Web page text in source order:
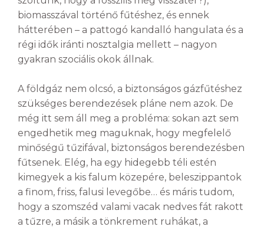
biomasszával történő fűtéshez, és ennek
hátterében – a pattogó kandalló hangulata és a
régi idők iránti nosztalgia mellett – nagyon
gyakran szociális okok állnak.
A földgáz nem olcsó, a biztonságos gázfűtéshez
szükséges berendezések pláne nem azok. De
még itt sem áll meg a probléma: sokan azt sem
engedhetik meg maguknak, hogy megfelelő
minőségű tűzifával, biztonságos berendezésben
fűtsenek. Elég, ha egy hidegebb téli estén
kimegyek a kis falum közepére, beleszippantok
a finom, friss, falusi levegőbe… és máris tudom,
hogy a szomszéd valami vacak nedves fát rakott
a tűzre, a másik a tönkrement ruhákat, a